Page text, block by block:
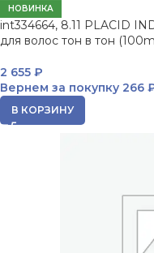
НОВИНКА
int334664, 8.11 PLACID
для волос тон в тон
2 655 ₽
Вернем за покупку 266
В КОРЗИНУ